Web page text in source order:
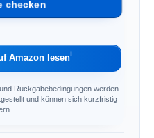
checken
Amazon lesenℹ︎
Rückgabebedingungen werden
und können sich kurzfristig